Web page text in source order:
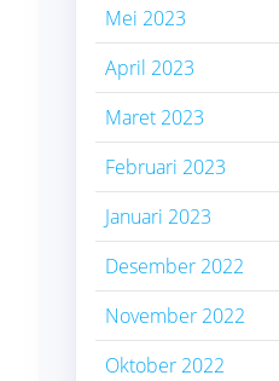
Mei 2023
April 2023
Maret 2023
Februari 2023
Januari 2023
Desember 2022
November 2022
Oktober 2022